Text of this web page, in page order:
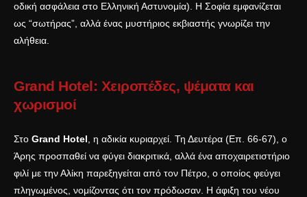
οδική ασφάλεια στο Ελληνική Αστυνομία). Η Σοφία εμφανίζεται
ως “σωτήρας”, αλλά ένας μυστήριος εκβιαστής γνωρίζει την
αλήθεια.
Grand Hotel: Χειροπέδες, ψέματα και
χωρισμοί
Στο Grand Hotel, η αδικία κυριαρχεί. Τη Δευτέρα (Επ. 66-67), ο
Άρης προσπαθεί να φύγει διακριτικά, αλλά ένα αποχαιρετιστήριο
φιλί με την Αλίκη παρεξηγείται από τον Πέτρο, ο οποίος φεύγει
πληγωμένος, νομίζοντας ότι τον πρόδωσαν. Η άφιξη του νέου